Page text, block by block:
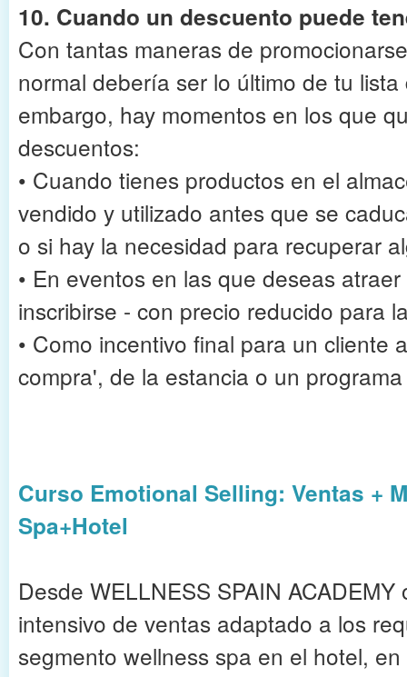
10. Cuando un descuento puede
Con tantas maneras de
normal debería ser lo último de tu
embargo, hay momentos en los que
descuentos:
• Cuando tienes productos en el
vendido y utilizado antes que se
o si hay la necesidad para recuperar
• En eventos en las que deseas
inscribirse - con precio reducido para
• Como incentivo final para un cliente
compra', de la estancia o un
Curso Emotional Selling: Ventas +
Spa+Hotel
Desde WELLNESS SPAIN
intensivo de ventas adaptado a los
segmento wellness spa en el hotel,